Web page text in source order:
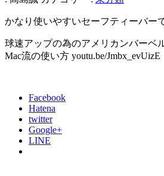
かなり使いやすいセーフティーバー
球速アップの為のアメリカンバーベ
Mac流の使い方 youtu.be/Jmbx_evUizE
Facebook
Hatena
twitter
Google+
LINE